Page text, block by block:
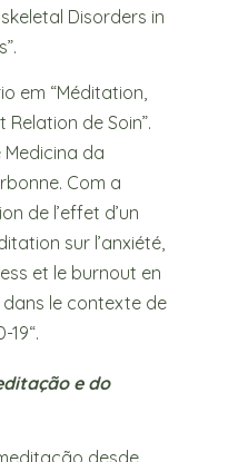
Disorders in
em “Méditation,
de Soin”.
Medicina da
Com a
de l’effet d’un
sur l’anxiété,
et le burnout en
le contexte de
e do